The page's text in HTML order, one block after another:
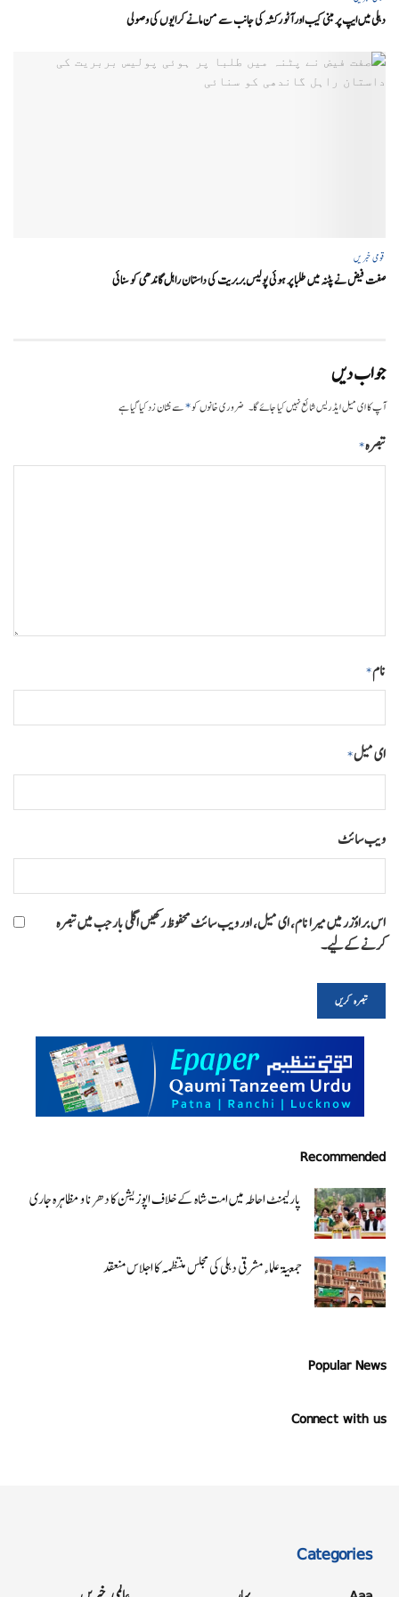
دہلی میں ایپ پر مبنی کیب اور آٹو رکشہ کی جانب سے من مانے کرایوں کی وصولی
قومی خبریں
صفت فیض نے پٹنہ میں طلبا پر ہوئی پولیس بربریت کی داستان راہل گاندھی کو سنائی
جواب دیں
آپ کا ای میل ایڈریس شائع نہیں کیا جائے گا۔ ضروری خانوں کو*سے نشان زد کیا گیا ہے
تبصرہ*
نام*
ای میل*
ویب‌ سائٹ
اس براؤزر میں میرا نام، ای میل، اور ویب سائٹ محفوظ رکھیں اگلی بار جب میں تبصرہ
کرنے کےلیے۔
Recommended
پارلیمنٹ احاطہ میں امت شاہ کے خلاف اپوزیشن کا دھرنا و مظاہرہ جاری
جمعیۃ علماء مشرقی دہلی کی مجلس منتظمہ کا اجلاس منعقد
Popular News
Connect with us
Categories